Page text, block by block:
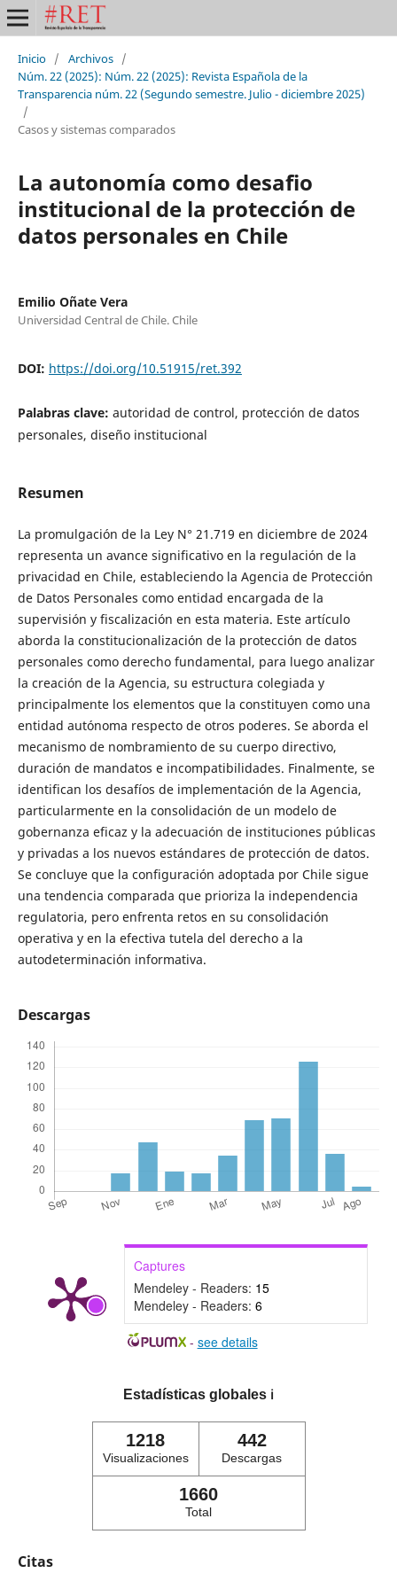
Inicio / Archivos /
Núm. 22 (2025): Núm. 22 (2025): Revista Española de la
Transparencia núm. 22 (Segundo semestre. Julio - diciembre 2025)
/
Casos y sistemas comparados
La autonomía como desafio
institucional de la protección de
datos personales en Chile
Emilio Oñate Vera
Universidad Central de Chile. Chile
DOI: https://doi.org/10.51915/ret.392
Palabras clave: autoridad de control, protección de datos
personales, diseño institucional
Resumen
La promulgación de la Ley N° 21.719 en diciembre de 2024
representa un avance significativo en la regulación de la
privacidad en Chile, estableciendo la Agencia de Protección
de Datos Personales como entidad encargada de la
supervisión y fiscalización en esta materia. Este artículo
aborda la constitucionalización de la protección de datos
personales como derecho fundamental, para luego analizar
la creación de la Agencia, su estructura colegiada y
principalmente los elementos que la constituyen como una
entidad autónoma respecto de otros poderes. Se aborda el
mecanismo de nombramiento de su cuerpo directivo,
duración de mandatos e incompatibilidades. Finalmente, se
identifican los desafíos de implementación de la Agencia,
particularmente en la consolidación de un modelo de
gobernanza eficaz y la adecuación de instituciones públicas
y privadas a los nuevos estándares de protección de datos.
Se concluye que la configuración adoptada por Chile sigue
una tendencia comparada que prioriza la independencia
regulatoria, pero enfrenta retos en su consolidación
operativa y en la efectiva tutela del derecho a la
autodeterminación informativa.
Descargas
Captures
Mendeley - Readers: 15
Mendeley - Readers: 6
- see details
Estadísticas globales ℹ️
1218
Visualizaciones
442
Descargas
1660
Total
Citas